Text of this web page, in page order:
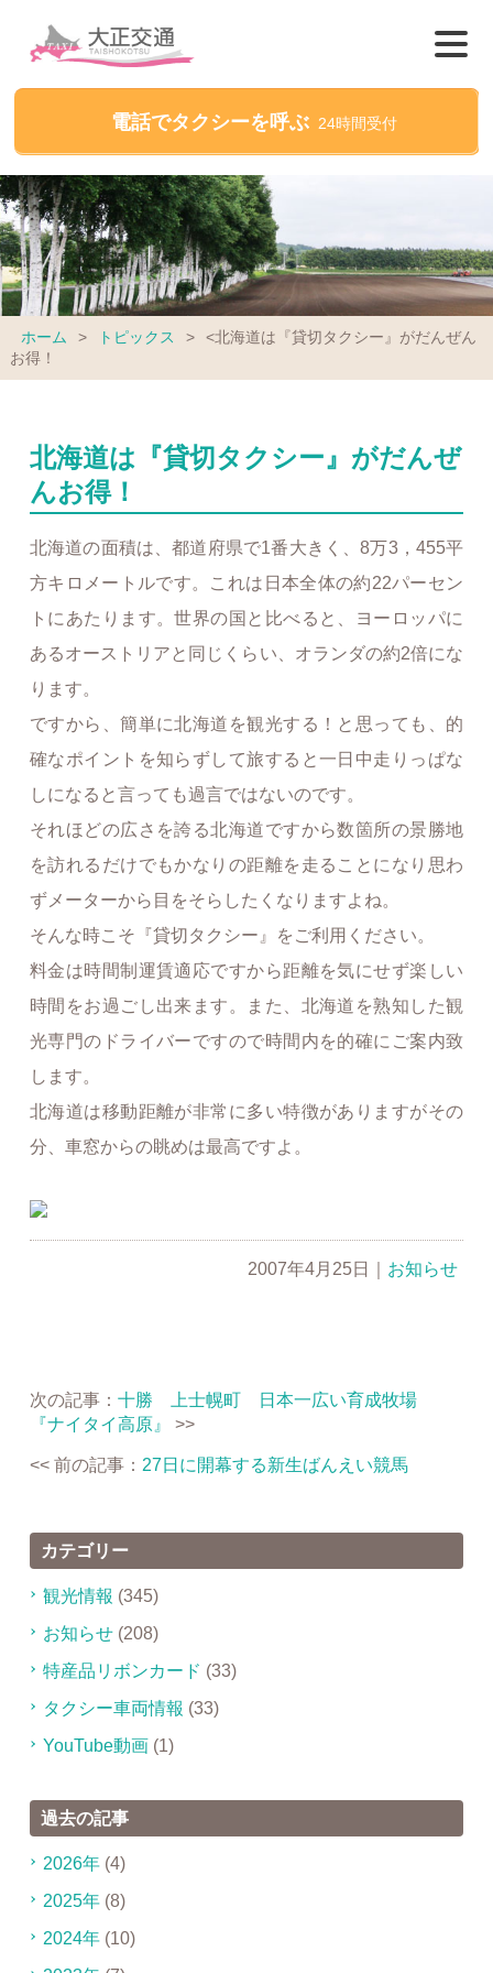
電話でタクシーを呼ぶ 24時間受付
ホーム > トピックス >
<北海道は『貸切タクシー』がだんぜん
お得！
北海道は『貸切タクシー』がだんぜ
んお得！
北海道の面積は、都道府県で1番大きく、8万3，455平
方キロメートルです。これは日本全体の約22パーセン
トにあたります。世界の国と比べると、ヨーロッパに
あるオーストリアと同じくらい、オランダの約2倍にな
ります。
ですから、簡単に北海道を観光する！と思っても、的
確なポイントを知らずして旅すると一日中走りっぱな
しになると言っても過言ではないのです。
それほどの広さを誇る北海道ですから数箇所の景勝地
を訪れるだけでもかなりの距離を走ることになり思わ
ずメーターから目をそらしたくなりますよね。
そんな時こそ『貸切タクシー』をご利用ください。
料金は時間制運賃適応ですから距離を気にせず楽しい
時間をお過ごし出来ます。また、北海道を熟知した観
光専門のドライバーですので時間内を的確にご案内致
します。
北海道は移動距離が非常に多い特徴がありますがその
分、車窓からの眺めは最高ですよ。
2007年4月25日 お知らせ
次の記事： 十勝 上士幌町 日本一広い育成牧場
『ナイタイ高原』
>>
<< 前の記事： 27日に開幕する新生ばんえい競馬
カテゴリー
観光情報 (345)
お知らせ(208)
特産品リボンカード (33)
タクシー車両情報 (33)
YouTube動画(1)
過去の記事
2026年(4)
2025年(8)
2024年(10)